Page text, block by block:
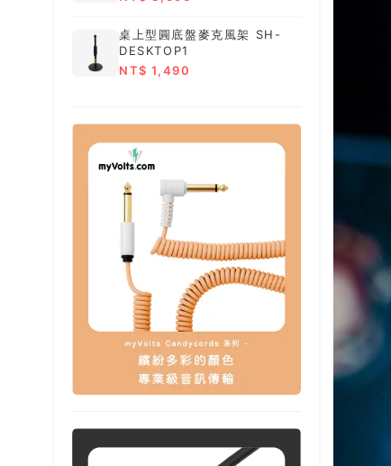
桌上型圓底盤麥克風架 SH-
DESKTOP1
NT$ 1,490